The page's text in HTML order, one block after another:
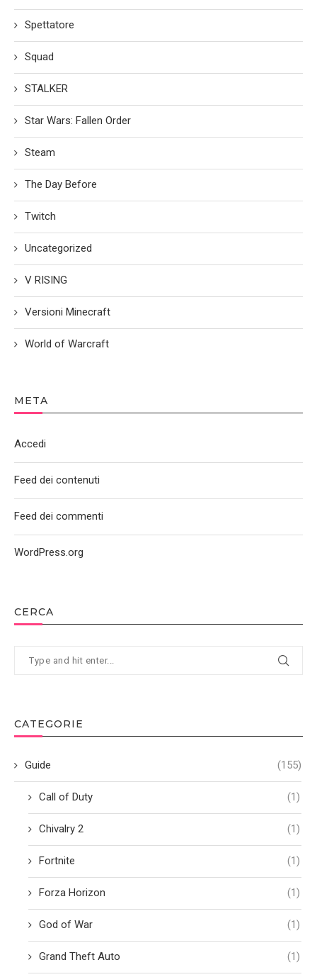
CERCA
CATEGORIE
Guide (155)
Call of Duty (1)
Chivalry 2 (1)
Fortnite (1)
Forza Horizon (1)
God of War (1)
Grand Theft Auto (1)
Spettatore
Squad
STALKER
Star Wars: Fallen Order
Steam
The Day Before
Twitch
Uncategorized
V RISING
Versioni Minecraft
World of Warcraft
META
Accedi
Feed dei contenuti
Feed dei commenti
WordPress.org